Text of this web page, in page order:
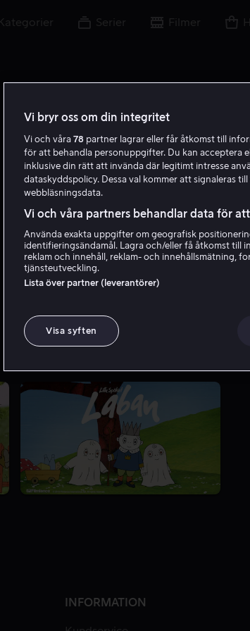
Kategorier Serier Filmer
A J
Alicja
1 Säsong
INFORMATION
Vi bryr oss om din integritet
Vi och våra 78 partner lagrar eller får åtkomst till
för att behandla personuppgifter. Du kan acceptera
inklusive din rätt att invända där legitimt intresse
dataskyddspolicy. Dessa val kommer att signaleras
webbläsningsdata.
Vi och våra partners behandlar data för
Använda exakta uppgifter om geografisk
identifieringsändamål. Lagra och/eller få åtkomst till
reklam och innehåll, reklam- och innehållsmätning,
tjänsteutveckling.
Lista över partner (leverantörer)
Visa syften